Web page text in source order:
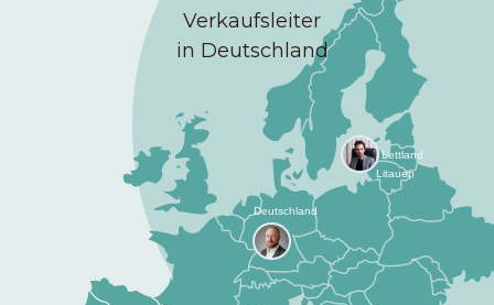
Verkaufsleiter
in Deutschland
Lettland
Litauen
Deutschland